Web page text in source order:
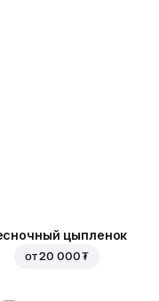
цыпленок
от20 000 ₮